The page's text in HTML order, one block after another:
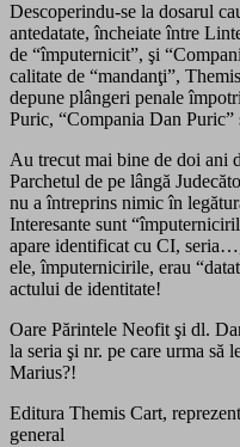
Descoperindu-se la dosarul
antedatate, încheiate între
de “împuternicit”, şi
calitate de “mandanţi”,
depune plângeri penale
Puric, “Compania Dan
Au trecut mai bine de doi ani
Parchetul de pe lângă
nu a întreprins nimic în
Interesante sunt
apare identificat cu CI,
ele, împuternicirile, erau
actului de identitate!
Oare Părintele Neofit şi dl.
la seria şi nr. pe care urma să
Marius?!
Editura Themis Cart,
general